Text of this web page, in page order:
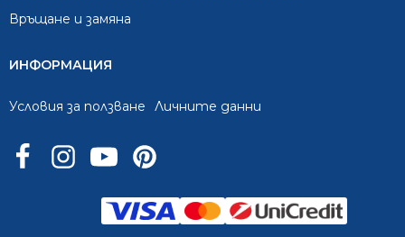
Връщане и замяна
ИНФОРМАЦИЯ
Условия за ползване Личните данни